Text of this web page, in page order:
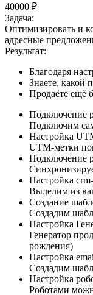
40000 ₽
Задача:
Оптимизировать и
адресные
Результат:
Благодаря
Знаете, какой
Продаёте ещё
Подключение
Подключим
Настройка
UTM-метки
Подключение
Настройка
Выделим из
Создание
Создадим
Настройка
Генератор
рождения)
Настройка
Создадим
Настройка
Роботами